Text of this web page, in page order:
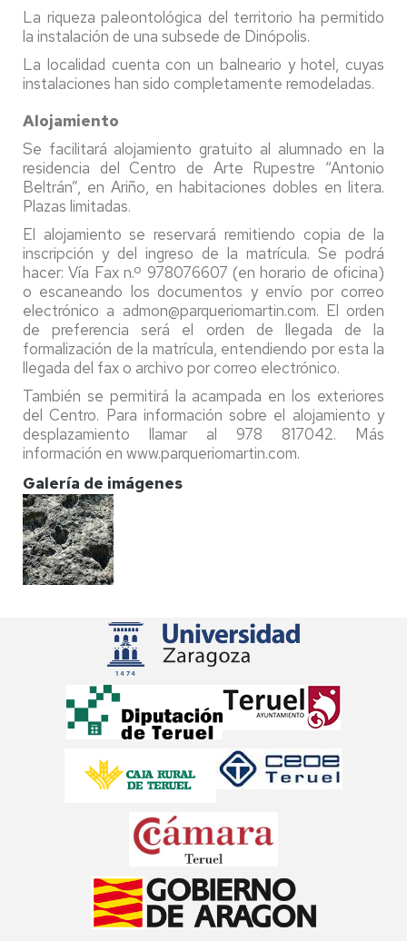
La riqueza paleontológica del territorio ha permitido
la instalación de una subsede de Dinópolis.
La localidad cuenta con un balneario y hotel, cuyas
instalaciones han sido completamente remodeladas.
Alojamiento
Se facilitará alojamiento gratuito al alumnado en la
residencia del Centro de Arte Rupestre “Antonio
Beltrán”, en Ariño, en habitaciones dobles en litera.
Plazas limitadas.
El alojamiento se reservará remitiendo copia de la
inscripción y del ingreso de la matrícula. Se podrá
hacer: Vía Fax n.º 978076607 (en horario de oficina)
o escaneando los documentos y envío por correo
electrónico a admon@parqueriomartin.com. El orden
de preferencia será el orden de llegada de la
formalización de la matrícula, entendiendo por esta la
llegada del fax o archivo por correo electrónico.
También se permitirá la acampada en los exteriores
del Centro. Para información sobre el alojamiento y
desplazamiento llamar al 978 817042. Más
información en www.parqueriomartin.com.
Galería de imágenes